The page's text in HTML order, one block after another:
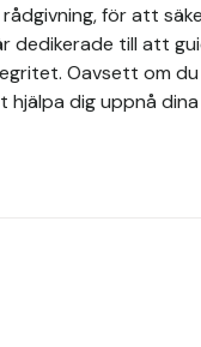
för att
dedikerade till att
Oavsett om
dig uppnå dina